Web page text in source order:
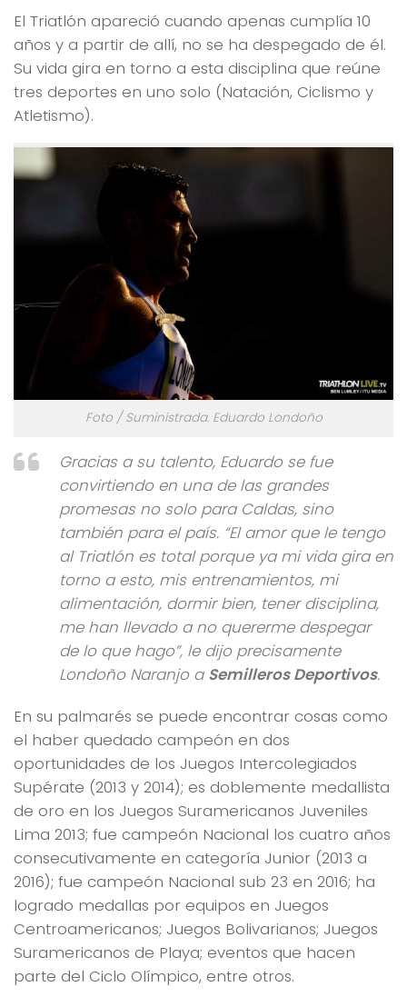
El Triatlón apareció cuando apenas cumplía 10
años y a partir de allí, no se ha despegado de él.
Su vida gira en torno a esta disciplina que reúne
tres deportes en uno solo (Natación, Ciclismo y
Atletismo).
Foto / Suministrada. Eduardo Londoño
Gracias a su talento, Eduardo se fue
convirtiendo en una de las grandes
promesas no solo para Caldas, sino
también para el país. “El amor que le tengo
al Triatlón es total porque ya mi vida gira en
torno a esto, mis entrenamientos, mi
alimentación, dormir bien, tener disciplina,
me han llevado a no quererme despegar
de lo que hago”, le dijo precisamente
Londoño Naranjo a Semilleros Deportivos.
En su palmarés se puede encontrar cosas como
el haber quedado campeón en dos
oportunidades de los Juegos Intercolegiados
Supérate (2013 y 2014); es doblemente medallista
de oro en los Juegos Suramericanos Juveniles
Lima 2013; fue campeón Nacional los cuatro años
consecutivamente en categoría Junior (2013 a
2016); fue campeón Nacional sub 23 en 2016; ha
logrado medallas por equipos en Juegos
Centroamericanos; Juegos Bolivarianos; Juegos
Suramericanos de Playa; eventos que hacen
parte del Ciclo Olímpico, entre otros.